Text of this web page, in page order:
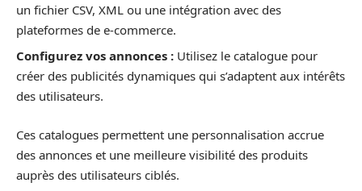
un fichier CSV, XML ou une intégration avec des
plateformes de e-commerce.
Configurez vos annonces : Utilisez le catalogue pour
créer des publicités dynamiques qui s’adaptent aux intérêts
des utilisateurs.
Ces catalogues permettent une personnalisation accrue
des annonces et une meilleure visibilité des produits
auprès des utilisateurs ciblés.